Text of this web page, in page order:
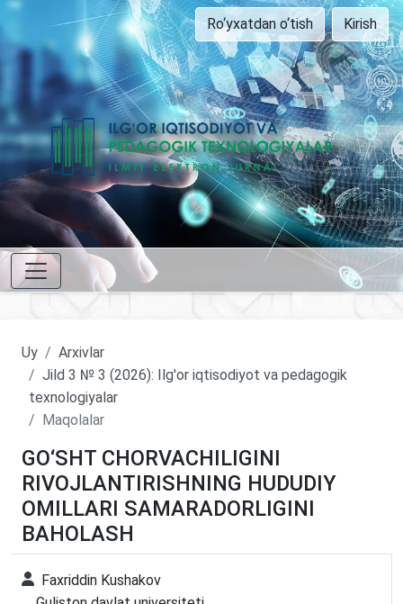
Ro‘yxatdan o‘tish Kirish
Uy
Arxivlar
Jild 3 № 3 (2026): Ilg'or iqtisodiyot va pedagogik
texnologiyalar
Maqolalar
GO‘SHT CHORVACHILIGINI
RIVOJLANTIRISHNING HUDUDIY
OMILLARI SAMARADORLIGINI
BAHOLASH
Faxriddin Kushakov